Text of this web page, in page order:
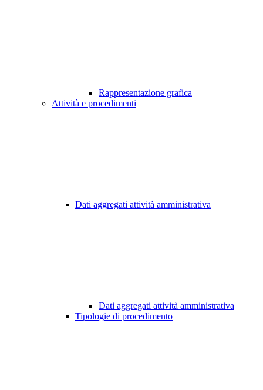
Rappresentazione grafica
Attività e procedimenti
Dati aggregati attività amministrativa
Dati aggregati attività amministrativa
Tipologie di procedimento